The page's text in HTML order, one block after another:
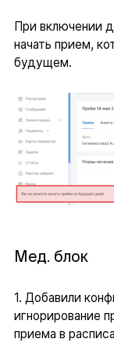
При включении
начать прием,
будущем.
Мед. блок
1. Добавили
игнорирование
приема в